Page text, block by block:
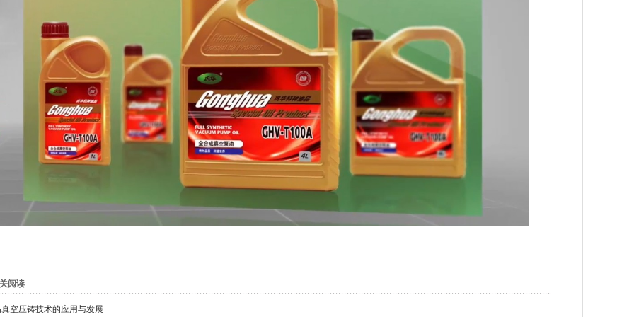
阅读
真空压铸技术的应用与发展